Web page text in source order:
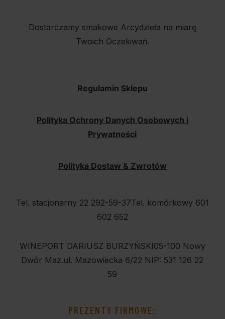
Dostarczamy smakowe Arcydzieła na miarę
Twoich Oczekiwań.
Regulamin Sklepu
Polityka Ochrony Danych Osobowych i
Prywatności
Polityka Dostaw & Zwrotów
Tel. stacjonarny 22 292-59-37Tel. komórkowy 601
602 652
WINEPORT DARIUSZ BURZYŃSKI05-100 Nowy
Dwór Maz.ul. Mazowiecka 6/22 NIP: 531 126 22
59
PREZENTY FIRMOWE: